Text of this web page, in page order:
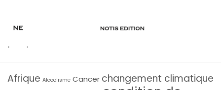
Afrique Alcoolisme Cancer changement climatique